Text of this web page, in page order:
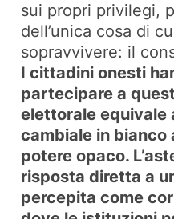
sui propri privilegi,
dell’unica cosa di
sopravvivere: il
I cittadini onesti
partecipare a
elettorale equivale
cambiale in bianco
potere opaco.
risposta diretta a
percepita come